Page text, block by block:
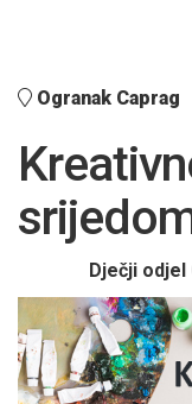
Ogranak Caprag
Dječji odjel